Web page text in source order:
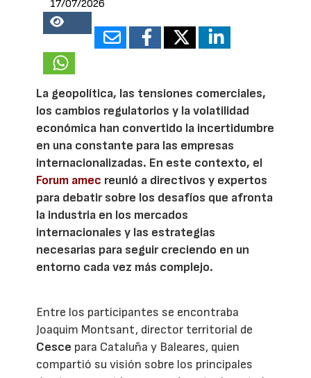
17/07/2026
24228
La geopolítica, las tensiones comerciales,
los cambios regulatorios y la volatilidad
económica han convertido la incertidumbre
en una constante para las empresas
internacionalizadas. En este contexto, el
Forum amec reunió a directivos y expertos
para debatir sobre los desafíos que afronta
la industria en los mercados
internacionales y las estrategias
necesarias para seguir creciendo en un
entorno cada vez más complejo.
Entre los participantes se encontraba
Joaquim Montsant, director territorial de
Cesce para Cataluña y Baleares, quien
compartió su visión sobre los principales